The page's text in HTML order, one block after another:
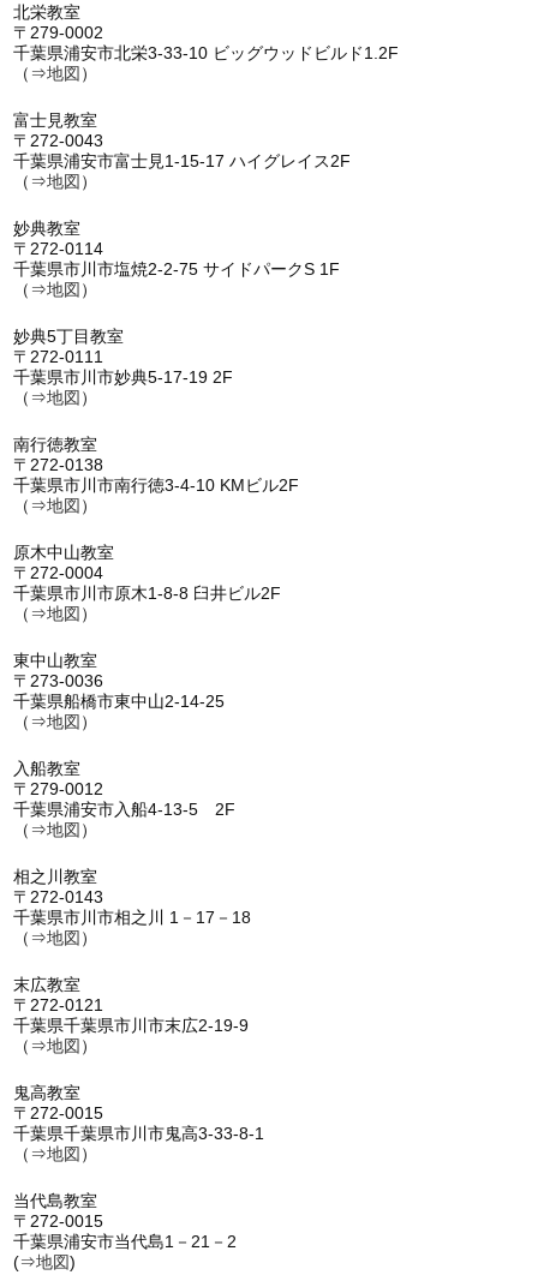
北栄教室
〒279-0002
千葉県浦安市北栄3-33-10 ビッグウッドビルド1.2F
（⇒地図 ）
富士見教室
〒272-0043
千葉県浦安市富士見1-15-17 ハイグレイス2F
（⇒地図 ）
妙典教室
〒272-0114
千葉県市川市塩焼2-2-75 サイドパークS 1F
（⇒地図 ）
妙典5丁目教室
〒272-0111
千葉県市川市妙典5-17-19 2F
（⇒地図 ）
南行徳教室
〒272-0138
千葉県市川市南行徳3-4-10 KMビル2F
（⇒地図 ）
原木中山教室
〒272-0004
千葉県市川市原木1-8-8 臼井ビル2F
（⇒地図 ）
東中山教室
〒273-0036
千葉県船橋市東中山2-14-25
（⇒地図 ）
入船教室
〒279-0012
千葉県浦安市入船4-13-5 2F
（⇒地図 ）
相之川教室
〒272-0143
千葉県市川市相之川 1－17－18
（⇒地図 ）
末広教室
〒272-0121
千葉県千葉県市川市末広2-19-9
（⇒地図 ）
鬼高教室
〒272-0015
千葉県千葉県市川市鬼高3-33-8-1
（⇒地図 ）
当代島教室
〒272-0015
千葉県浦安市当代島1－21－2
(⇒地図)